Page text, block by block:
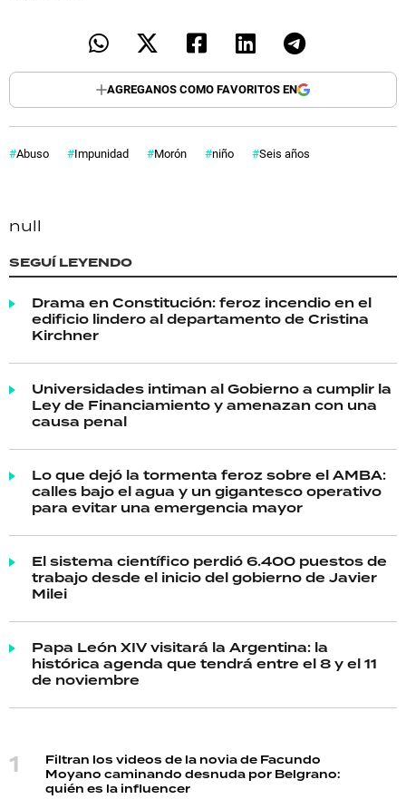
AGREGANOS COMO FAVORITOS EN
Abuso Impunidad Morón niño Seis años
null
SEGUÍ LEYENDO
Drama en Constitución: feroz incendio en el
edificio lindero al departamento de Cristina
Kirchner
Universidades intiman al Gobierno a cumplir la
Ley de Financiamiento y amenazan con una
causa penal
Lo que dejó la tormenta feroz sobre el AMBA:
calles bajo el agua y un gigantesco operativo
para evitar una emergencia mayor
El sistema científico perdió 6.400 puestos de
trabajo desde el inicio del gobierno de Javier
Milei
Papa León XIV visitará la Argentina: la
histórica agenda que tendrá entre el 8 y el 11
de noviembre
Filtran los videos de la novia de Facundo
Moyano caminando desnuda por Belgrano:
quién es la influencer